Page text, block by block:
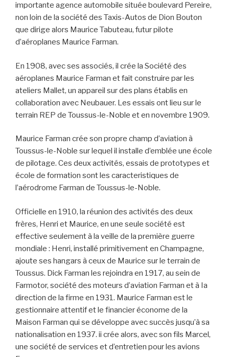
importante agence automobile située boulevard Pereire,
non loin de la société des Taxis-Autos de Dion Bouton
que dirige alors Maurice Tabuteau, futur pilote
d’aéroplanes Maurice Farman.
En 1908, avec ses associés, il crée la Société des
aéroplanes Maurice Farman et fait construire par les
ateliers Mallet, un appareil sur des plans établis en
collaboration avec Neubauer. Les essais ont lieu sur le
terrain REP de Toussus-le-Noble et en novembre 1909.
Maurice Farman crée son propre champ d’aviation à
Toussus-le-Noble sur lequel il installe d’emblée une école
de pilotage. Ces deux activités, essais de prototypes et
école de formation sont les caracteristiques de
l’aérodrome Farman de Toussus-le-Noble.
Officielle en 1910, la réunion des activités des deux
frères, Henri et Maurice, en une seule société est
effective seulement à la veille de la première guerre
mondiale : Henri, installé primitivement en Champagne,
ajoute ses hangars à ceux de Maurice sur le terrain de
Toussus. Dick Farman les rejoindra en 1917, au sein de
Farmotor, société des moteurs d’aviation Farman et à Ia
direction de la firme en 1931. Maurice Farman est le
gestionnaire attentif et le financier économe de la
Maison Farman qui se développe avec succès jusqu’à sa
nationalisation en 1937. ii crée alors, avec son fils Marcel,
une société de services et d’entretien pour les avions